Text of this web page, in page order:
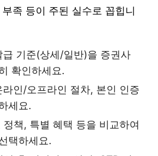
족 등이 주된 실수로 꼽힙니
급 기준(상세/일반)을 증권사
확인하세요.
라인/오프라인 절차, 본인 인증
세요.
정책, 특별 혜택 등을 비교하여
택하세요.